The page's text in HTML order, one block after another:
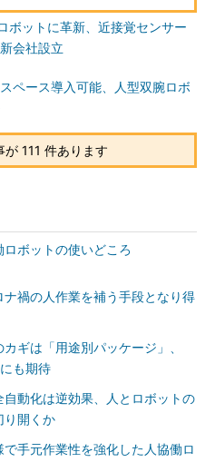
ボットに革新、近接覚センサー
会社設立
ペース導入可能、人型双腕ロボ
111 件あります
ボットの使いどころ
禍の人作業を補う手段となり得
ギは「用途別パッケージ」、
も期待
自動化は逆効果、人とロボットの
り開くか
手元作業性を強化した人協働ロ